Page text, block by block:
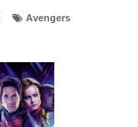
Avengers